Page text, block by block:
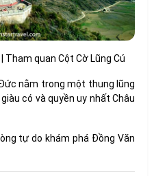
Tham quan Cột Cờ Lũng Cú
nằm trong một thung lũng
có và quyền uy nhất Châu
tự do khám phá Đồng Văn